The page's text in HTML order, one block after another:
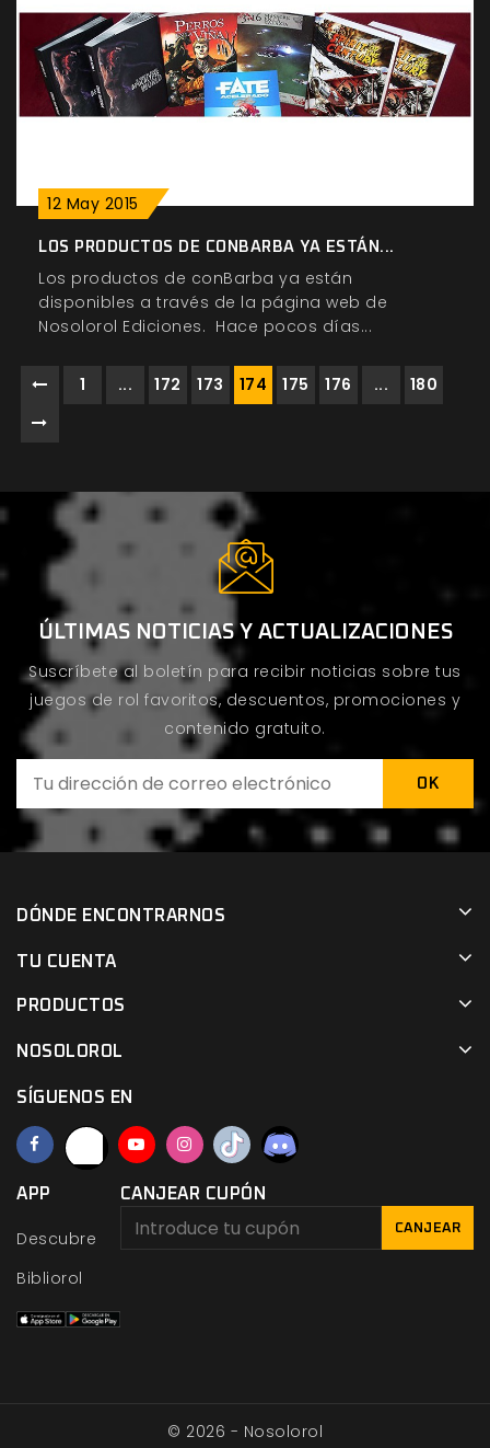
12 May 2015
LOS PRODUCTOS DE CONBARBA YA ESTÁN...
Los productos de conBarba ya están
disponibles a través de la página web de
Nosolorol Ediciones. Hace pocos días...
1 ... 172 173 174 175 176 ... 180
ÚLTIMAS NOTICIAS Y ACTUALIZACIONES
Suscríbete al boletín para recibir noticias sobre tus
juegos de rol favoritos, descuentos, promociones y
contenido gratuito.
DÓNDE ENCONTRARNOS
TU CUENTA
PRODUCTOS
NOSOLOROL
SÍGUENOS EN
APP
Descubre
Bibliorol
CANJEAR CUPÓN
CANJEAR
© 2026 - Nosolorol